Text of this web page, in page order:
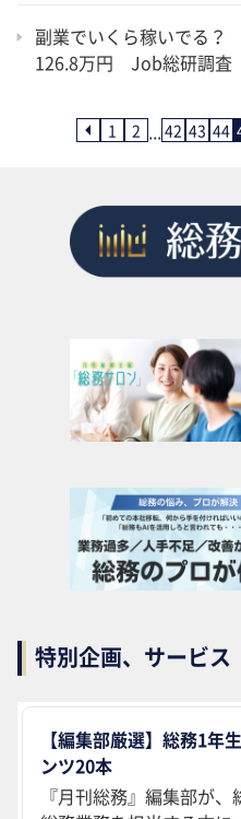
副業でいくら稼いでる
126.8万円 Job総研調査
1 2 ...42 43 44
特別企画、サービス
【編集部厳選】総務1年
ンツ20本
『月刊総務』編集部が